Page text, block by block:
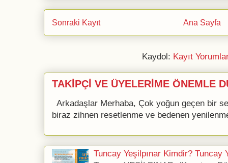
Sonraki Kayıt Ana Sayfa
Kaydol: Kayıt
TAKİPÇİ VE ÜYELERİME ÖNEMLE
Arkadaşlar Merhaba, Çok yoğun geçen bir
biraz zihnen resetlenme ve bedenen
Tuncay Yeşilpınar Kimdir? Tuncay